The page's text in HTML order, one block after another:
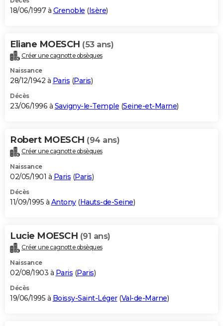
18/06/1997 à Grenoble (Isère)
Eliane MOESCH (53 ans)
Créer une cagnotte obsèques
Naissance
28/12/1942 à Paris (Paris)
Décès
23/06/1996 à Savigny-le-Temple (Seine-et-Marne)
Robert MOESCH (94 ans)
Créer une cagnotte obsèques
Naissance
02/05/1901 à Paris (Paris)
Décès
11/09/1995 à Antony(Hauts-de-Seine)
Lucie MOESCH (91 ans)
Créer une cagnotte obsèques
Naissance
02/08/1903 à Paris (Paris)
Décès
19/06/1995 à Boissy-Saint-Léger(Val-de-Marne)